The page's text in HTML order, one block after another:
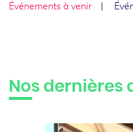
Événements à venir
Nos dernières